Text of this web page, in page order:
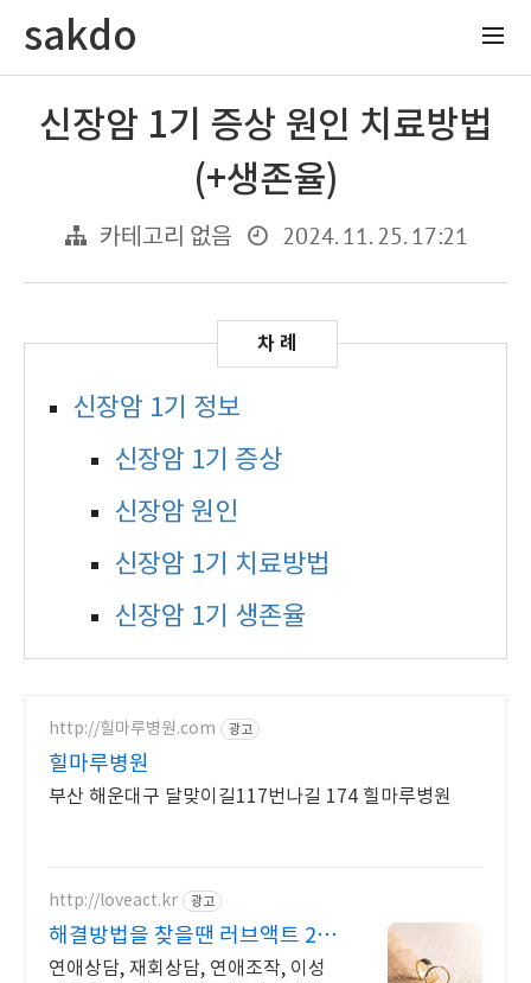
sakdo
신장암 1기 증상 원인 치료방법
(+생존율)
카테고리 없음 2024. 11. 25. 17:21
신장암 1기 정보
신장암 1기 증상
신장암 원인
신장암 1기 치료방법
신장암 1기 생존율
http://힐마루병원.com 광고
힐마루병원
부산 해운대구 달맞이길117번나길 174 힐마루병원
http://loveact.kr 광고
해결방법을 찾을땐 러브액트 201
1년 개업 오랜 업력
연애상담, 재회상담, 연애조작, 이성